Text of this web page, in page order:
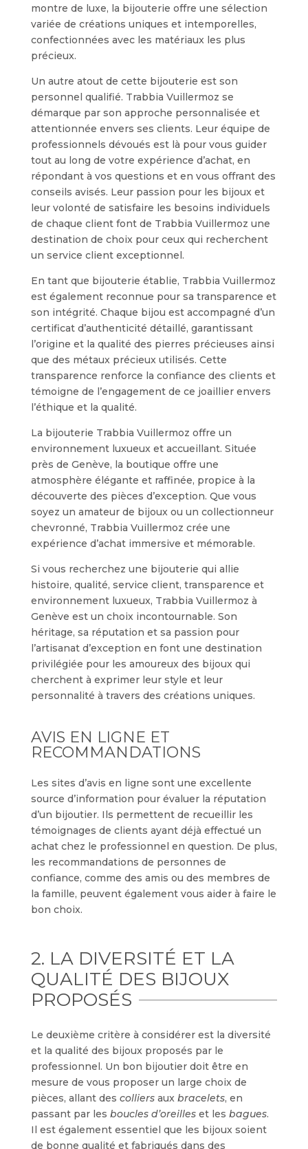
montre de luxe, la bijouterie offre une sélection
variée de créations uniques et intemporelles,
confectionnées avec les matériaux les plus
précieux.
Un autre atout de cette bijouterie est son
personnel qualifié. Trabbia Vuillermoz se
démarque par son approche personnalisée et
attentionnée envers ses clients. Leur équipe de
professionnels dévoués est là pour vous guider
tout au long de votre expérience d’achat, en
répondant à vos questions et en vous offrant des
conseils avisés. Leur passion pour les bijoux et
leur volonté de satisfaire les besoins individuels
de chaque client font de Trabbia Vuillermoz une
destination de choix pour ceux qui recherchent
un service client exceptionnel.
En tant que bijouterie établie, Trabbia Vuillermoz
est également reconnue pour sa transparence et
son intégrité. Chaque bijou est accompagné d’un
certificat d’authenticité détaillé, garantissant
l’origine et la qualité des pierres précieuses ainsi
que des métaux précieux utilisés. Cette
transparence renforce la confiance des clients et
témoigne de l’engagement de ce joaillier envers
l’éthique et la qualité.
La bijouterie Trabbia Vuillermoz offre un
environnement luxueux et accueillant. Située
près de Genève, la boutique offre une
atmosphère élégante et raffinée, propice à la
découverte des pièces d’exception. Que vous
soyez un amateur de bijoux ou un collectionneur
chevronné, Trabbia Vuillermoz crée une
expérience d’achat immersive et mémorable.
Si vous recherchez une bijouterie qui allie
histoire, qualité, service client, transparence et
environnement luxueux, Trabbia Vuillermoz à
Genève est un choix incontournable. Son
héritage, sa réputation et sa passion pour
l’artisanat d’exception en font une destination
privilégiée pour les amoureux des bijoux qui
cherchent à exprimer leur style et leur
personnalité à travers des créations uniques.
AVIS EN LIGNE ET
RECOMMANDATIONS
Les sites d’avis en ligne sont une excellente
source d’information pour évaluer la réputation
d’un bijoutier. Ils permettent de recueillir les
témoignages de clients ayant déjà effectué un
achat chez le professionnel en question. De plus,
les recommandations de personnes de
confiance, comme des amis ou des membres de
la famille, peuvent également vous aider à faire le
bon choix.
2. LA DIVERSITÉ ET LA
QUALITÉ DES BIJOUX
PROPOSÉS
Le deuxième critère à considérer est la diversité
et la qualité des bijoux proposés par le
professionnel. Un bon bijoutier doit être en
mesure de vous proposer un large choix de
pièces, allant des colliersaux bracelets, en
passant par les boucles d’oreilleset les bagues.
Il est également essentiel que les bijoux soient
de bonne qualité et fabriqués dans des